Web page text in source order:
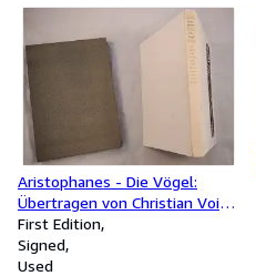
Aristophanes - Die Vögel:
Übertragen von Christian Voigt.
Mit 37 Holzstich-Illustrationen
von Imre Reiner.
First Edition
Signed
Used